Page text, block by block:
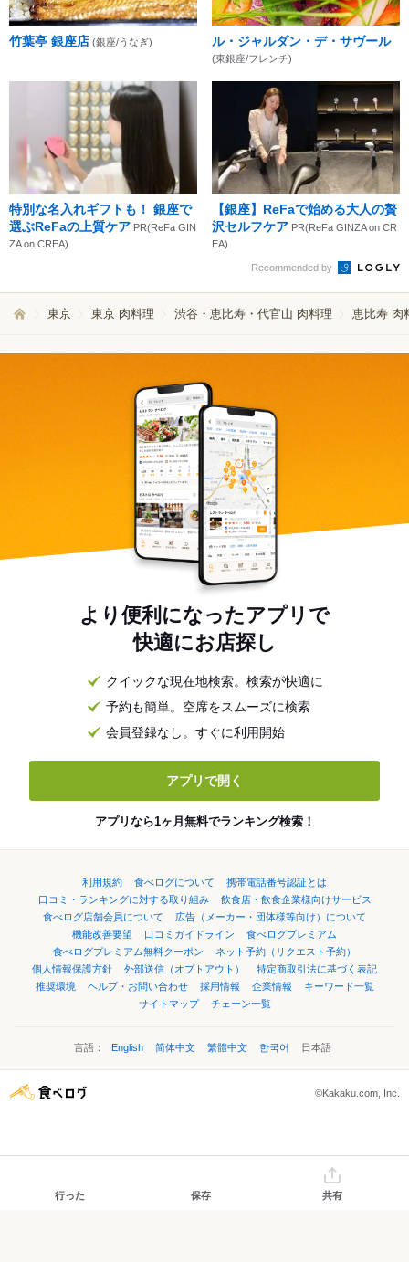
竹葉亭 銀座店 (銀座/うなぎ) ル・ジャルダン・デ・サヴール
(東銀座/フレンチ)
特別な名入れギフトも！ 銀座で
選ぶReFaの上質ケア PR(ReFa GIN
ZA on CREA)
【銀座】ReFaで始める大人の贅
沢セルフケア PR(ReFa GINZA on CR
EA)
Recommended by
東京 東京 肉料理 渋谷・恵比寿・代官山 肉料理 恵比寿 肉
より便利になったアプリで
快適にお店探し
クイックな現在地検索。検索が快適に
予約も簡単。空席をスムーズに検索
会員登録なし。すぐに利用開始
アプリで開く
アプリなら1ヶ月無料でランキング検索！
利用規約 食べログについて
携帯電話番号認証とは
口コミ・ランキングに対する取り組み
飲食店・飲食企業様向けサービス
食べログ店舗会員について
広告（メーカー・団体様等向け）について
機能改善要望
口コミガイドライン
食べログプレミアム
食べログプレミアム無料クーポン
ネット予約（リクエスト予約）
個人情報保護方針
外部送信（オプトアウト）
特定商取引法に基づく表記
推奨環境
ヘルプ・お問い合わせ 採用情報 企業情報
キーワード一覧
サイトマップ
チェーン一覧
言語： English 简体中文 繁體中文 한국어 日本語
©Kakaku.com, Inc.
行った 保存 共有